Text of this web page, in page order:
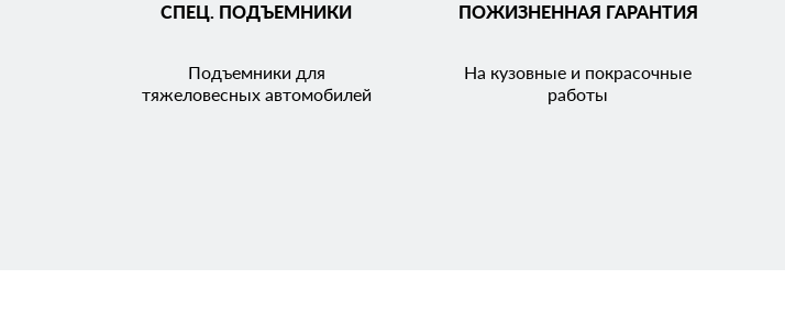
СПЕЦ. ПОДЪЕМНИКИ
Подъемники для
тяжеловесных автомобилей
ПОЖИЗНЕННАЯ ГАРАНТИЯ
На кузовные и покрасочные
работы